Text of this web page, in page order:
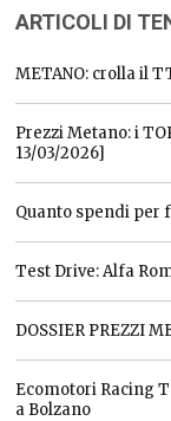
ARTICOLI DI
METANO: crolla il
Prezzi Metano: i
13/03/2026]
Quanto spendi per
Test Drive: Alfa
DOSSIER PREZZI
Ecomotori Racing
a Bolzano